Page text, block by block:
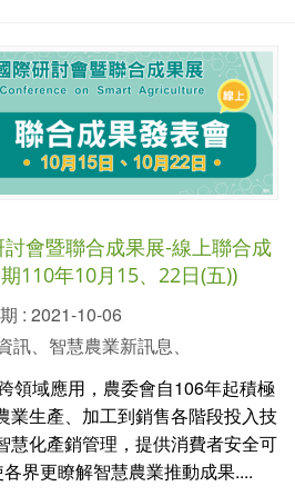
會暨聯合成果展-線上聯合成
110年10月15、22日(五))
: 2021-10-06
訊、智慧農業新訊息、
領域應用，農委會自106年起積極
業生產、加工到銷售各階段投入技
慧化產銷管理，提供消費者安全可
界更瞭解智慧農業推動成果....